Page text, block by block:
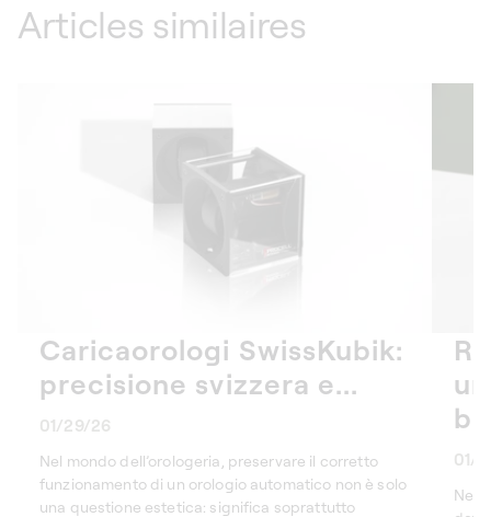
Articles similaires
Caricaorologi SwissKubik:
precisione svizzera e...
01/29/26
Nel mondo dell’orologeria, preservare il corretto
funzionamento di un orologio automatico non è solo
una questione estetica: significa soprattutto
01/